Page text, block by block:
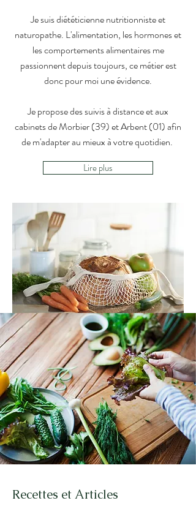
Je suis diététicienne nutritionniste et
naturopathe. L'alimentation, les hormones et
les comportements alimentaires me
passionnent depuis toujours, ce métier est
donc pour moi une évidence.
Je propose des suivis à distance et aux
cabinets de Morbier (39) et Arbent (01) afin
de m'adapter au mieux à votre quotidien.
Lire plus
Recettes et Articles